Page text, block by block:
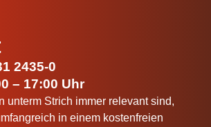
2435-0
– 17:00 Uhr
unterm Strich immer relevant sind,
in einem kostenfreien